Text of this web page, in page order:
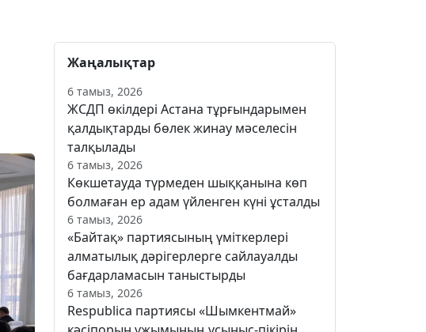
Жаңалықтар
6 тамыз, 2026
ЖСДП өкілдері Астана тұрғындарымен
қалдықтарды бөлек жинау мәселесін
талқылады
6 тамыз, 2026
Көкшетауда түрмеден шыққанына көп
болмаған ер адам үйленген күні ұсталды
6 тамыз, 2026
«Байтақ» партиясының үміткерлері
алматылық дәрігерлерге сайлауалды
бағдарламасын таныстырды
6 тамыз, 2026
Respublica партиясы «Шымкентмай»